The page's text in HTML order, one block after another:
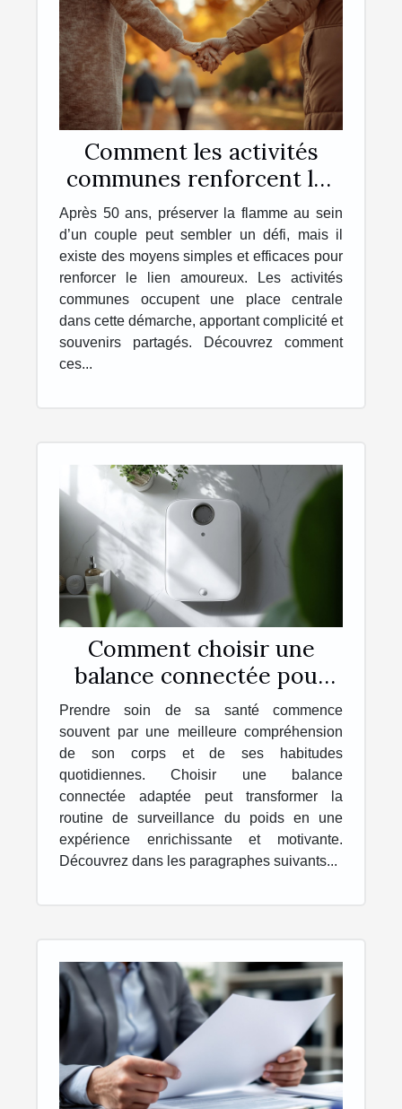
Comment les activités
communes renforcent les
liens amoureux après 50
ans ?
Après 50 ans, préserver la flamme au sein
d’un couple peut sembler un défi, mais il
existe des moyens simples et efficaces pour
renforcer le lien amoureux. Les activités
communes occupent une place centrale
dans cette démarche, apportant complicité et
souvenirs partagés. Découvrez comment
ces...
Comment choisir une
balance connectée pour
une meilleure santé ?
Prendre soin de sa santé commence
souvent par une meilleure compréhension
de son corps et de ses habitudes
quotidiennes. Choisir une balance
connectée adaptée peut transformer la
routine de surveillance du poids en une
expérience enrichissante et motivante.
Découvrez dans les paragraphes suivants...